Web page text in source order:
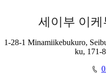
세이부 이
1-28-1 Minamiikebukuro,
ku, 171-